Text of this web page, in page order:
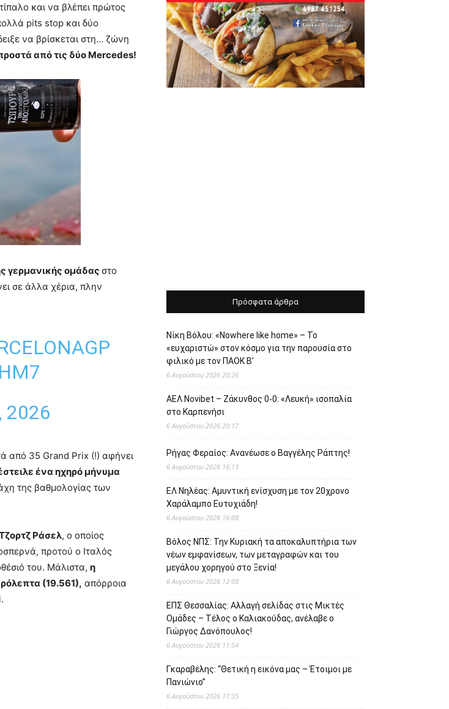
και να βλέπει πρώτος
pits stop και δύο
να βρίσκεται στη… ζώνη
από τις δύο Mercedes!
γερμανικής ομάδας στο
σε άλλα χέρια, πλην
2026
από 35 Grand Prix (!) αφήνει
ένα ηχηρό μήνυμα
της βαθμολογίας των
Ράσελ, ο οποίος
προτού ο Ιταλός
του. Μάλιστα, η
(19.561), απόρροια
Πρόσφατα άρθρα
Νίκη Βόλου: «Nowhere like home» – Το
«ευχαριστώ» στον κόσμο για την παρουσία στο
φιλικό με τον ΠΑΟΚ Β’
6 Αυγούστου 2026 20:26
ΑΕΛ Novibet – Ζάκυνθος 0-0: «Λευκή» ισοπαλία
στο Καρπενήσι
6 Αυγούστου 2026 20:17
Ρήγας Φεραίος: Ανανέωσε ο Βαγγέλης Ράπτης!
6 Αυγούστου 2026 16:13
ΕΛ Νηλέας: Αμυντική ενίσχυση με τον 20χρονο
Χαράλαμπο Ευτυχιάδη!
6 Αυγούστου 2026 16:08
Βόλος ΝΠΣ: Την Κυριακή τα αποκαλυπτήρια των
νέων εμφανίσεων, των μεταγραφών και του
μεγάλου χορηγού στο Ξενία!
6 Αυγούστου 2026 12:08
ΕΠΣ Θεσσαλίας: Αλλαγή σελίδας στις Μικτές
Ομάδες – Τέλος ο Καλιακούδας, ανέλαβε ο
Γιώργος Δανόπουλος!
6 Αυγούστου 2026 11:54
Γκαραβέλης: “Θετική η εικόνα μας – Έτοιμοι με
Πανιώνιο”
6 Αυγούστου 2026 11:35